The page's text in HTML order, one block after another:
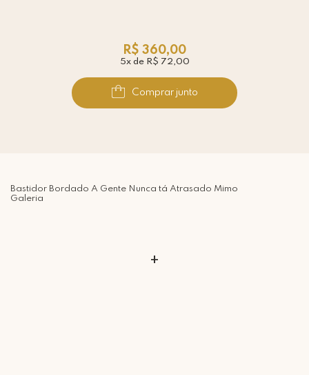
R$ 360,00
5x de R$ 72,00
Comprar junto
Bastidor Bordado A Gente Nunca tá Atrasado Mimo
Galeria
+